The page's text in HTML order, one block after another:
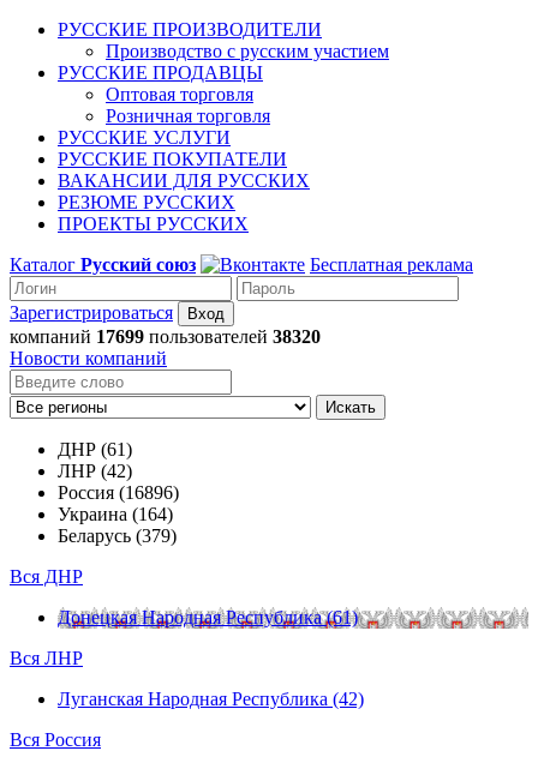
РУССКИЕ ПРОИЗВОДИТЕЛИ
Производство с русским участием
РУССКИЕ ПРОДАВЦЫ
Оптовая торговля
Розничная торговля
РУССКИЕ УСЛУГИ
РУССКИЕ ПОКУПАТЕЛИ
ВАКАНСИИ ДЛЯ РУССКИХ
РЕЗЮМЕ РУССКИХ
ПРОЕКТЫ РУССКИХ
Каталог Русский союз Бесплатная реклама
Зарегистрироваться
компаний 17699 пользователей 38320
Новости компаний
Искать
ДНР (61)
ЛНР (42)
Россия (16896)
Украина (164)
Беларусь (379)
Вся ДНР
Донецкая Народная Республика (61)
Вся ЛНР
Луганская Народная Республика (42)
Вся Россия